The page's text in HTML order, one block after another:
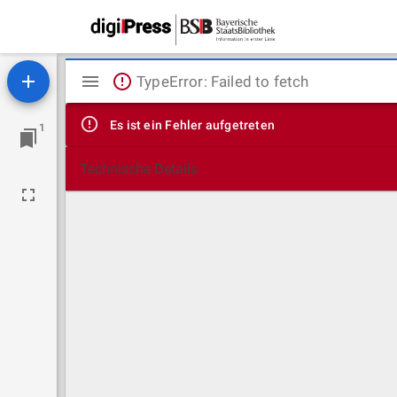
1
Mirador
Viewer
TypeError: Failed to fetch
Es ist ein Fehler aufgetreten
Technische Details